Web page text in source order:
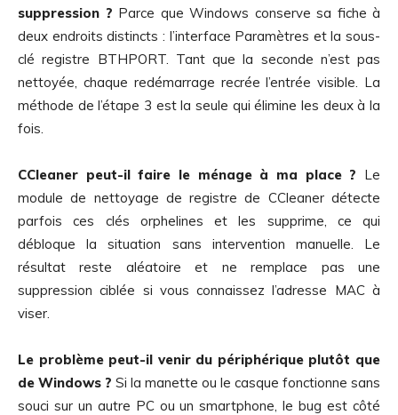
suppression ? Parce que Windows conserve sa fiche à
deux endroits distincts : l’interface Paramètres et la sous-
clé registre BTHPORT. Tant que la seconde n’est pas
nettoyée, chaque redémarrage recrée l’entrée visible. La
méthode de l’étape 3 est la seule qui élimine les deux à la
fois.
CCleaner peut-il faire le ménage à ma place ? Le
module de nettoyage de registre de CCleaner détecte
parfois ces clés orphelines et les supprime, ce qui
débloque la situation sans intervention manuelle. Le
résultat reste aléatoire et ne remplace pas une
suppression ciblée si vous connaissez l’adresse MAC à
viser.
Le problème peut-il venir du périphérique plutôt que
de Windows ? Si la manette ou le casque fonctionne sans
souci sur un autre PC ou un smartphone, le bug est côté